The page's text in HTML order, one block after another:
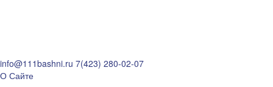
info@111bashni.ru 7(423) 280-02-07
О Сайте